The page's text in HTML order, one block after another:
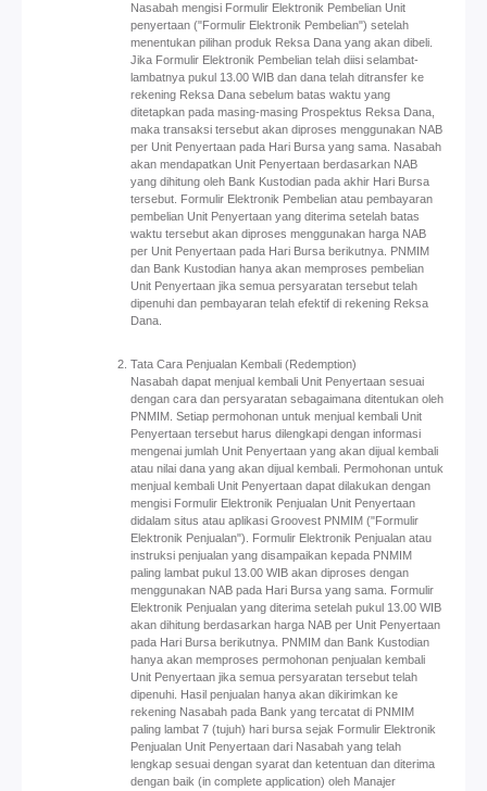
Nasabah mengisi Formulir Elektronik Pembelian Unit
penyertaan ("Formulir Elektronik Pembelian") setelah
menentukan pilihan produk Reksa Dana yang akan dibeli.
Jika Formulir Elektronik Pembelian telah diisi selambat-
lambatnya pukul 13.00 WIB dan dana telah ditransfer ke
rekening Reksa Dana sebelum batas waktu yang
ditetapkan pada masing-masing Prospektus Reksa Dana,
maka transaksi tersebut akan diproses menggunakan NAB
per Unit Penyertaan pada Hari Bursa yang sama. Nasabah
akan mendapatkan Unit Penyertaan berdasarkan NAB
yang dihitung oleh Bank Kustodian pada akhir Hari Bursa
tersebut. Formulir Elektronik Pembelian atau pembayaran
pembelian Unit Penyertaan yang diterima setelah batas
waktu tersebut akan diproses menggunakan harga NAB
per Unit Penyertaan pada Hari Bursa berikutnya. PNMIM
dan Bank Kustodian hanya akan memproses pembelian
Unit Penyertaan jika semua persyaratan tersebut telah
dipenuhi dan pembayaran telah efektif di rekening Reksa
Dana.
Tata Cara Penjualan Kembali (Redemption)
Nasabah dapat menjual kembali Unit Penyertaan sesuai
dengan cara dan persyaratan sebagaimana ditentukan oleh
PNMIM. Setiap permohonan untuk menjual kembali Unit
Penyertaan tersebut harus dilengkapi dengan informasi
mengenai jumlah Unit Penyertaan yang akan dijual kembali
atau nilai dana yang akan dijual kembali. Permohonan untuk
menjual kembali Unit Penyertaan dapat dilakukan dengan
mengisi Formulir Elektronik Penjualan Unit Penyertaan
didalam situs atau aplikasi Groovest PNMIM ("Formulir
Elektronik Penjualan"). Formulir Elektronik Penjualan atau
instruksi penjualan yang disampaikan kepada PNMIM
paling lambat pukul 13.00 WIB akan diproses dengan
menggunakan NAB pada Hari Bursa yang sama. Formulir
Elektronik Penjualan yang diterima setelah pukul 13.00 WIB
akan dihitung berdasarkan harga NAB per Unit Penyertaan
pada Hari Bursa berikutnya. PNMIM dan Bank Kustodian
hanya akan memproses permohonan penjualan kembali
Unit Penyertaan jika semua persyaratan tersebut telah
dipenuhi. Hasil penjualan hanya akan dikirimkan ke
rekening Nasabah pada Bank yang tercatat di PNMIM
paling lambat 7 (tujuh) hari bursa sejak Formulir Elektronik
Penjualan Unit Penyertaan dari Nasabah yang telah
lengkap sesuai dengan syarat dan ketentuan dan diterima
dengan baik (in complete application) oleh Manajer